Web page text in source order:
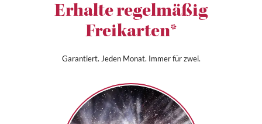
Erhalte regelmäßig
Freikarten*
Garantiert. Jeden Monat. Immer für zwei.